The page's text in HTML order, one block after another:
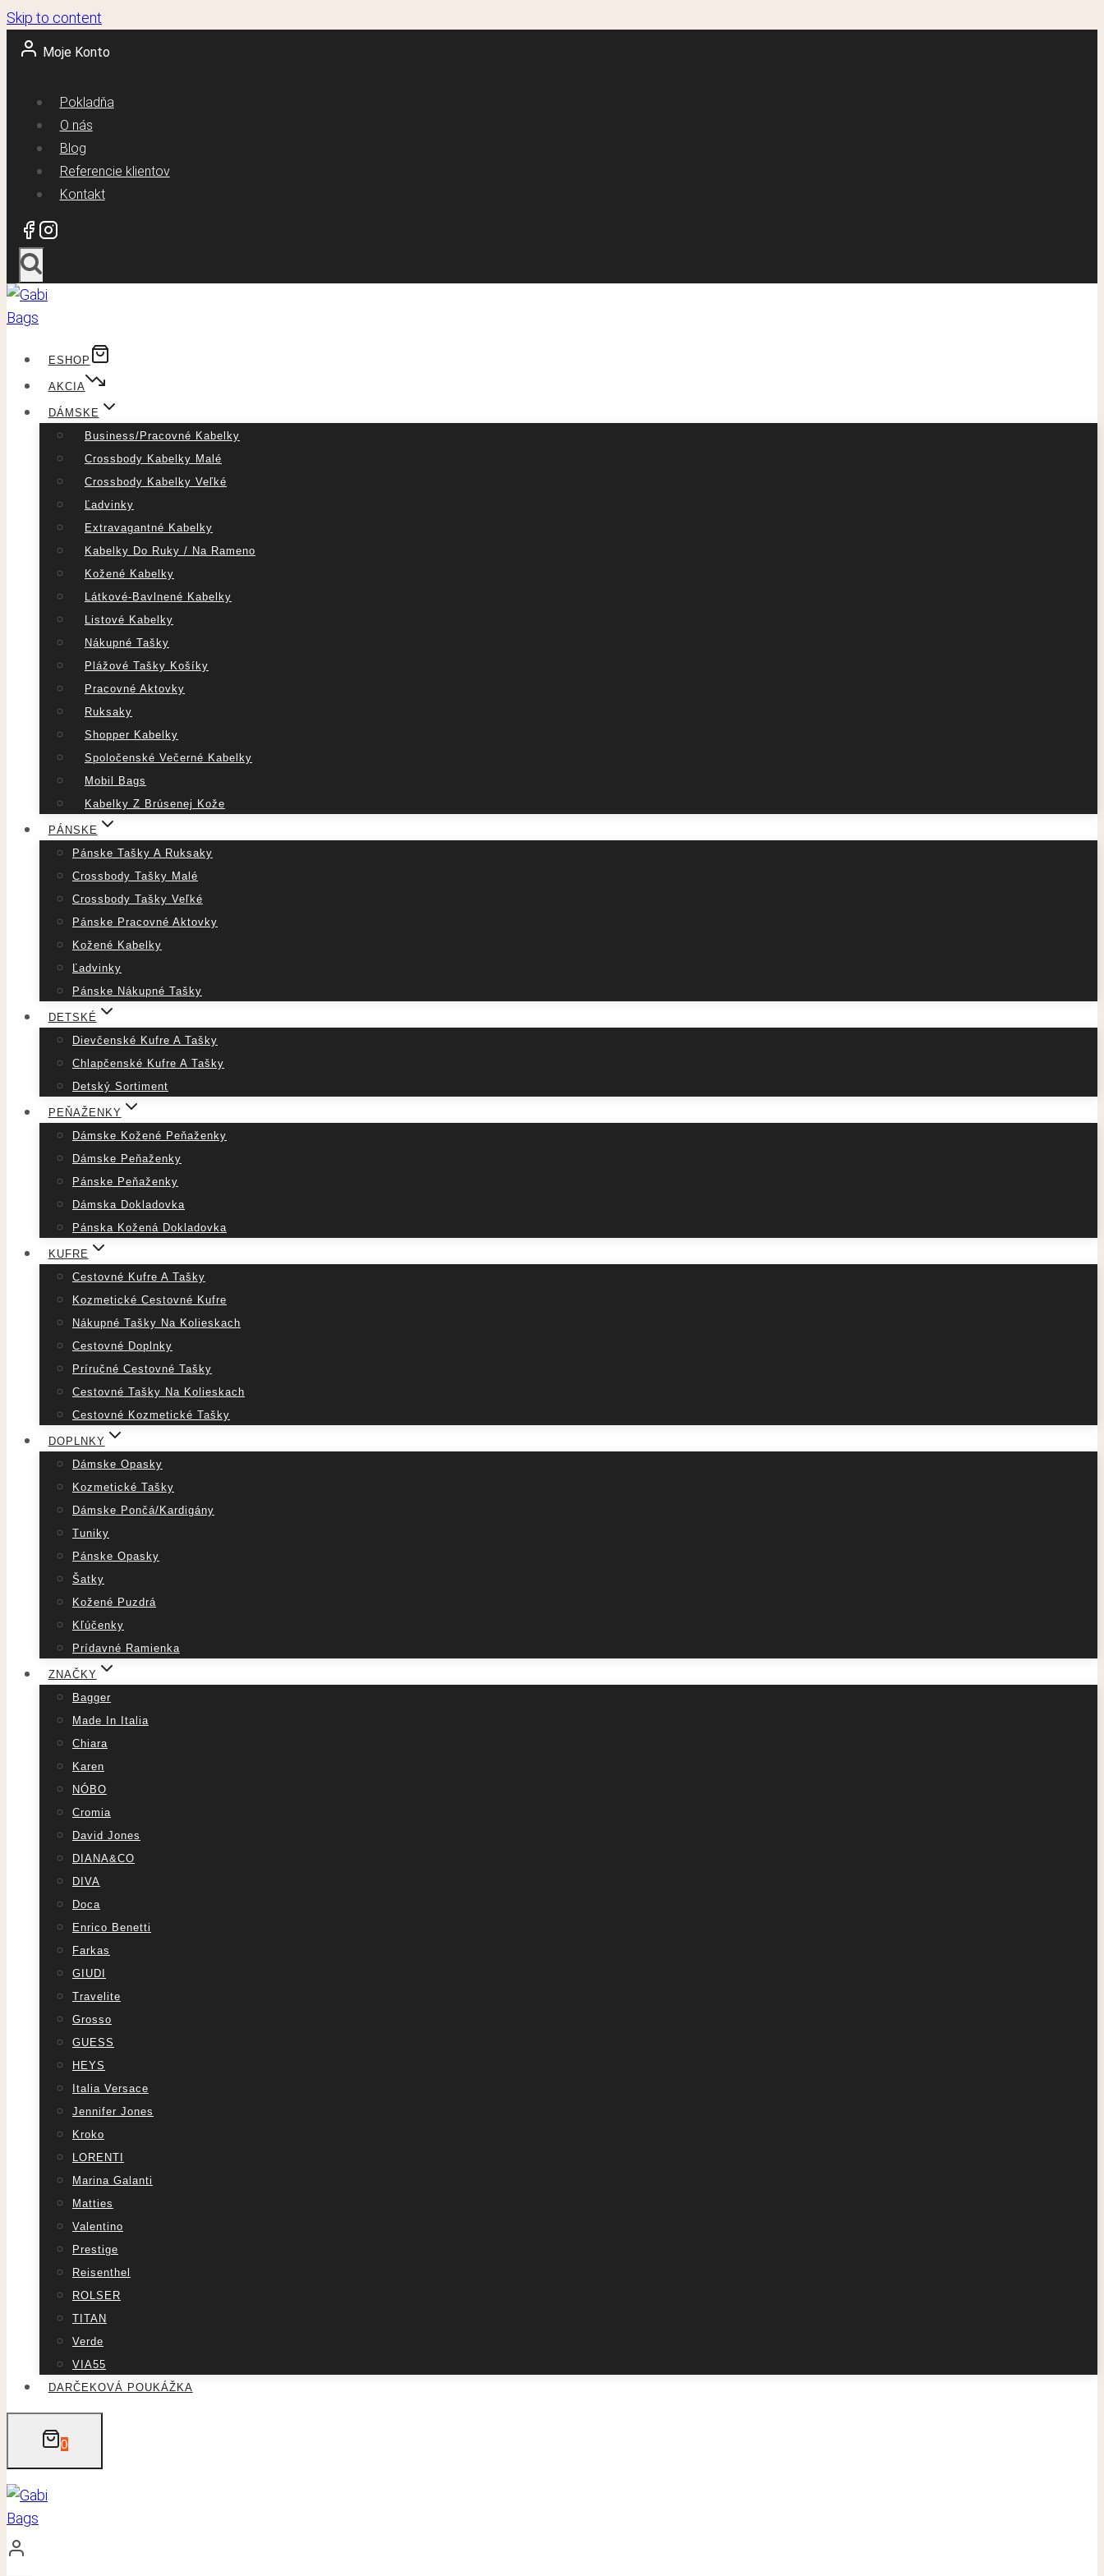
Skip to content
Moje Konto
Pokladňa
O nás
Blog
Referencie klientov
Kontakt
ESHOP
AKCIA
DÁMSKE
Business/pracovné Kabelky
Crossbody Kabelky Malé
Crossbody Kabelky Veľké
Ľadvinky
Extravagantné Kabelky
Kabelky Do Ruky / Na Rameno
Kožené Kabelky
Látkové-Bavlnené Kabelky
Listové Kabelky
Nákupné Tašky
Plážové Tašky Košíky
Pracovné Aktovky
Ruksaky
Shopper Kabelky
Spoločenské Večerné Kabelky
Mobil Bags
Kabelky Z Brúsenej Kože
PÁNSKE
Pánske Tašky A Ruksaky
Crossbody Tašky Malé
Crossbody Tašky Veľké
Pánske Pracovné Aktovky
Kožené Kabelky
Ľadvinky
Pánske Nákupné Tašky
DETSKÉ
Dievčenské Kufre A Tašky
Chlapčenské Kufre A Tašky
Detský Sortiment
PEŇAŽENKY
Dámske Kožené Peňaženky
Dámske Peňaženky
Pánske Peňaženky
Dámska Dokladovka
Pánska Kožená Dokladovka
KUFRE
Cestovné Kufre A Tašky
Kozmetické Cestovné Kufre
Nákupné Tašky Na Kolieskach
Cestovné Doplnky
Príručné Cestovné Tašky
Cestovné Tašky Na Kolieskach
Cestovné Kozmetické Tašky
DOPLNKY
Dámske Opasky
Kozmetické Tašky
Dámske Pončá/Kardigány
Tuniky
Pánske Opasky
Šatky
Kožené Puzdrá
Kľúčenky
Prídavné Ramienka
ZNAČKY
Bagger
Made In Italia
Chiara
Karen
NÓBO
Cromia
David Jones
DIANA&CO
DIVA
Doca
Enrico Benetti
Farkas
GIUDI
Travelite
Grosso
GUESS
HEYS
Italia Versace
Jennifer Jones
Kroko
LORENTI
Marina Galanti
Matties
Valentino
Prestige
Reisenthel
ROLSER
TITAN
Verde
VIA55
DARČEKOVÁ POUKÁŽKA
0